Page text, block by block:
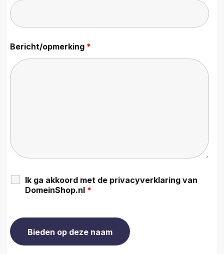
Bericht/opmerking *
Ik ga akkoord met de privacyverklaring van
DomeinShop.nl *